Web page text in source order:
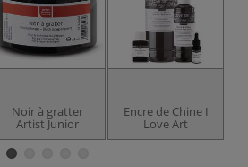
Noir à gratter
Artist Junior
Encre de Chine I
Love Art